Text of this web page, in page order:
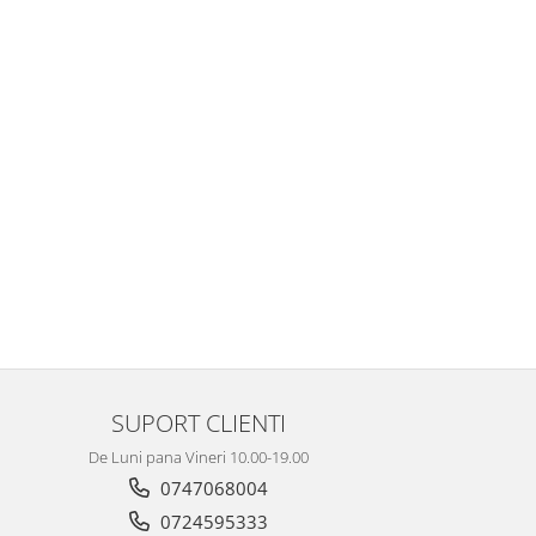
SUPORT CLIENTI
De Luni pana Vineri 10.00-19.00
0747068004
0724595333